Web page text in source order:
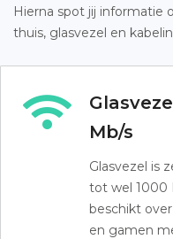
Hierna spot jij informatie
thuis, glasvezel en
Mb/s
Glasvezel is
tot wel 1000
beschikt
en gamen